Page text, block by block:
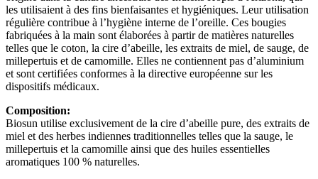
les utilisaient à des fins bienfaisantes et hygiéniques. Leur utilisation
régulière contribue à l’hygiène interne de l’oreille. Ces bougies
fabriquées à la main sont élaborées à partir de matières naturelles
telles que le coton, la cire d’abeille, les extraits de miel, de sauge, de
millepertuis et de camomille. Elles ne contiennent pas d’aluminium
et sont certifiées conformes à la directive européenne sur les
dispositifs médicaux.
Composition:
Biosun utilise exclusivement de la cire d’abeille pure, des extraits de
miel et des herbes indiennes traditionnelles telles que la sauge, le
millepertuis et la camomille ainsi que des huiles essentielles
aromatiques 100 % naturelles.